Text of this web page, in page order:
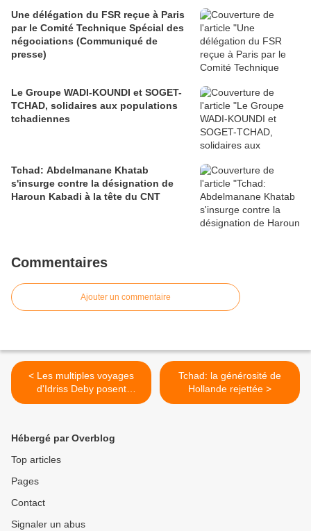
Une délégation du FSR reçue à Paris
par le Comité Technique Spécial des
négociations (Communiqué de
presse)
Le Groupe WADI-KOUNDI et SOGET-
TCHAD, solidaires aux populations
tchadiennes
Tchad: Abdelmanane Khatab
s'insurge contre la désignation de
Haroun Kabadi à la tête du CNT
Commentaires
Ajouter un commentaire
< Les multiples voyages
d'Idriss Deby posent
problème à l'Opposition
Tchad: la générosité de
Hollande rejettée >
Hébergé par Overblog
Top articles
Pages
Contact
Signaler un abus